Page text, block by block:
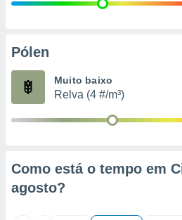
e
de
Pólen
Muito baixo
Relva (4 #/m³)
Como está o tempo em
agosto?